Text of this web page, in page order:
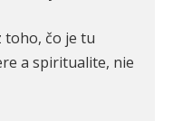
toho, čo je tu
a spiritualite, nie